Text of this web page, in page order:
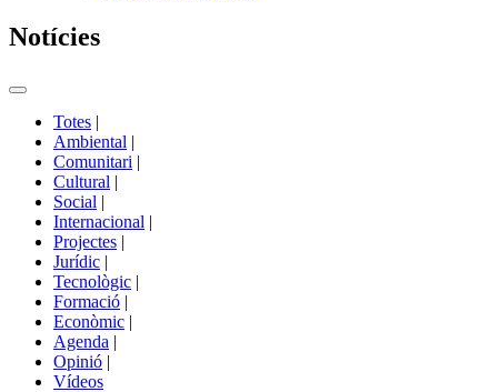
Notícies
Commutador
portals
Totes |
Ambiental |
Comunitari |
Cultural |
Social |
Internacional |
Projectes |
Jurídic |
Tecnològic |
Formació |
Econòmic |
Agenda |
Opinió |
Vídeos